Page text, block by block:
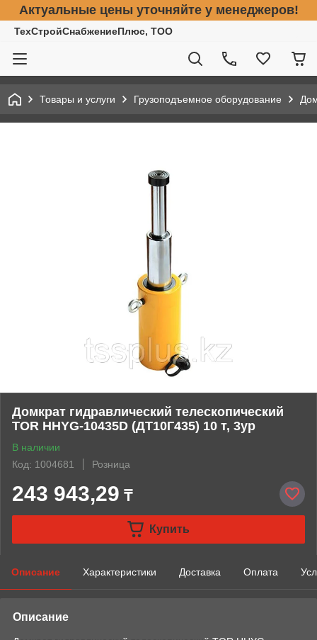
Актуальные цены уточняйте у менеджеров!
ТехСтройСнабжениеПлюс, ТОО
Товары и услуги Грузоподъемное оборудование
Домкрат гидравлический телескопический
TOR HHYG-10435D (ДТ10Г435) 10 т, 3ур
В наличии
Код: 1004681
Розница
243 943,29 ₸
Купить
Описание Характеристики Доставка Оплата
Описание